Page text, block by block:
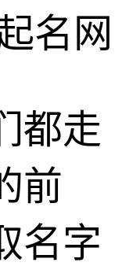
名网
都走
前
名字